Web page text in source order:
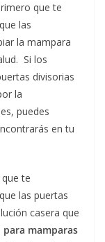
que te
las
la mampara
Si los
divisorias
la
puedes
en tu
te
las puertas
casera que
para mamparas